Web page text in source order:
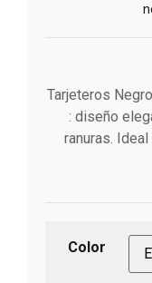
Tarjeteros
: diseño
ranuras.
Color